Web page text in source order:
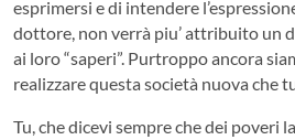
esprimersi e di intendere
dottore, non verrà piu’ attribuito un
ai loro “saperi”. Purtroppo ancora
realizzare questa società nuova che
Tu, che dicevi sempre che dei poveri